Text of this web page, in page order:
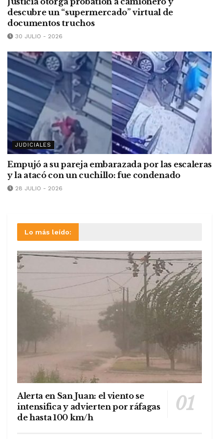
descubre un “supermercado” virtual de
documentos truchos
30 JULIO - 2026
JUDICIALES
Empujó a su pareja embarazada por las escaleras
y la atacó con un cuchillo: fue condenado
28 JULIO - 2026
Lo más leído:
Alerta en San Juan: el viento se
intensifica y advierten por ráfagas
de hasta 100 km/h